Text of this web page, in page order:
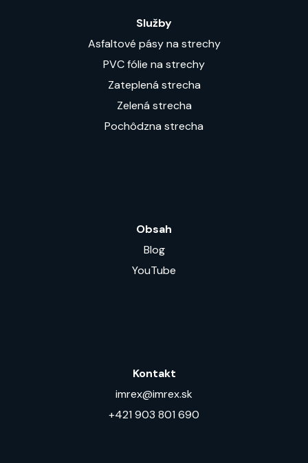
Služby
Asfaltové pásy na strechy
PVC fólie na strechy
Zateplená strecha
Zelená strecha
Pochôdzna strecha
Obsah
Blog
YouTube
Kontakt
imrex@imrex.sk
+421 903 801 690